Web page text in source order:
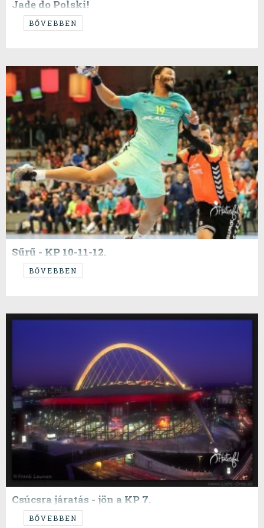
Jadę do Polski!
Szurkoljunk lengyel barátainknak ezen a hétvégén!
BŐVEBBEN
Sűrű - KP 10-11-12.
Elindult a tavasz, mi viszont kicsit beragadtunk a restartnál.
BŐVEBBEN
Csúcsra járatás - jön a KP 7.
Avagy rangadókkal folytatódik az elitliga.
BŐVEBBEN